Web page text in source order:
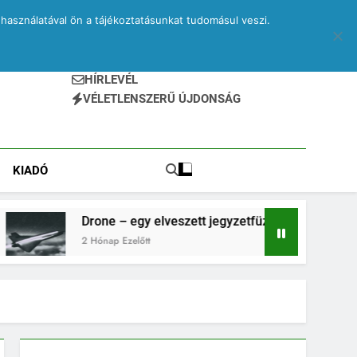
HÍRLEVÉL
VÉLETLENSZERŰ ÚJDONSÁG
KIADÓ
– egy elveszett jegyzetfüzet kitépett lapjai
Hónap Ezelőtt
ön a tájékoztatásunkat tudomásul veszi.